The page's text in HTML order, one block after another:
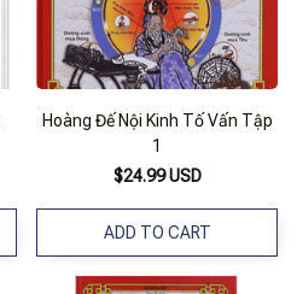
Hoàng Đế Nội Kinh Tố Vấn Tập
1
$24.99 USD
ADD TO CART